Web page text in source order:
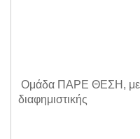
Ομάδα ΠΑΡΕ ΘΕΣΗ, με
διαφημιστικής